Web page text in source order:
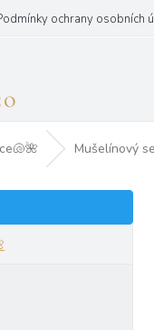
ochrany osobních
Mušelínový